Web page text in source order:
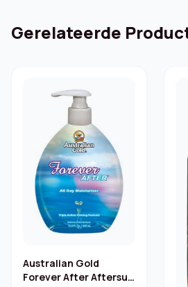
Gerelateerde
Australian Gold
Forever After Aftersun